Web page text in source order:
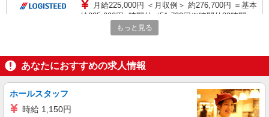
月給225,000円 ＜月収例＞ 約276,700円 ＝基本
給225,000円+時間外（51,700円※時間外30時間の
愛知県春日井市上田楽町字野元2211
キープ 詳細を見る
アルバイト パート
ロジスティード中部株式会社
軽作業(仕分け・梱包・ピッキング）
もっと見る
あなたにおすすめの求人情報
ホールスタッフ
時給 1,150円